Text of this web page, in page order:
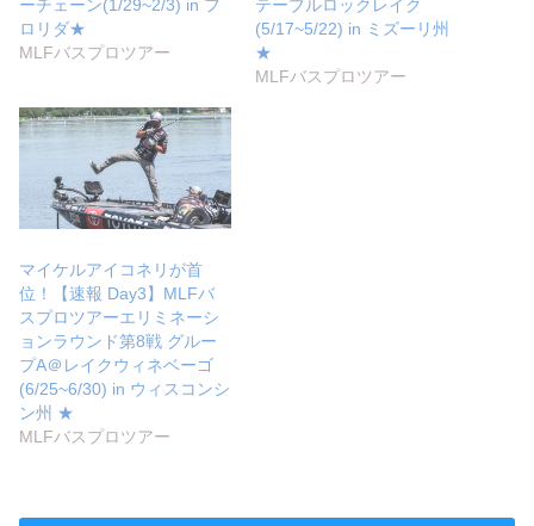
ーチェーン(1/29~2/3) in フ
ロリダ★
MLFバスプロツアー
テーブルロックレイク
(5/17~5/22) in ミズーリ州
★
MLFバスプロツアー
マイケルアイコネリが首
位！【速報 Day3】MLFバ
スプロツアーエリミネーシ
ョンラウンド第8戦 グルー
プA＠レイクウィネベーゴ
(6/25~6/30) in ウィスコンシ
ン州 ★
MLFバスプロツアー